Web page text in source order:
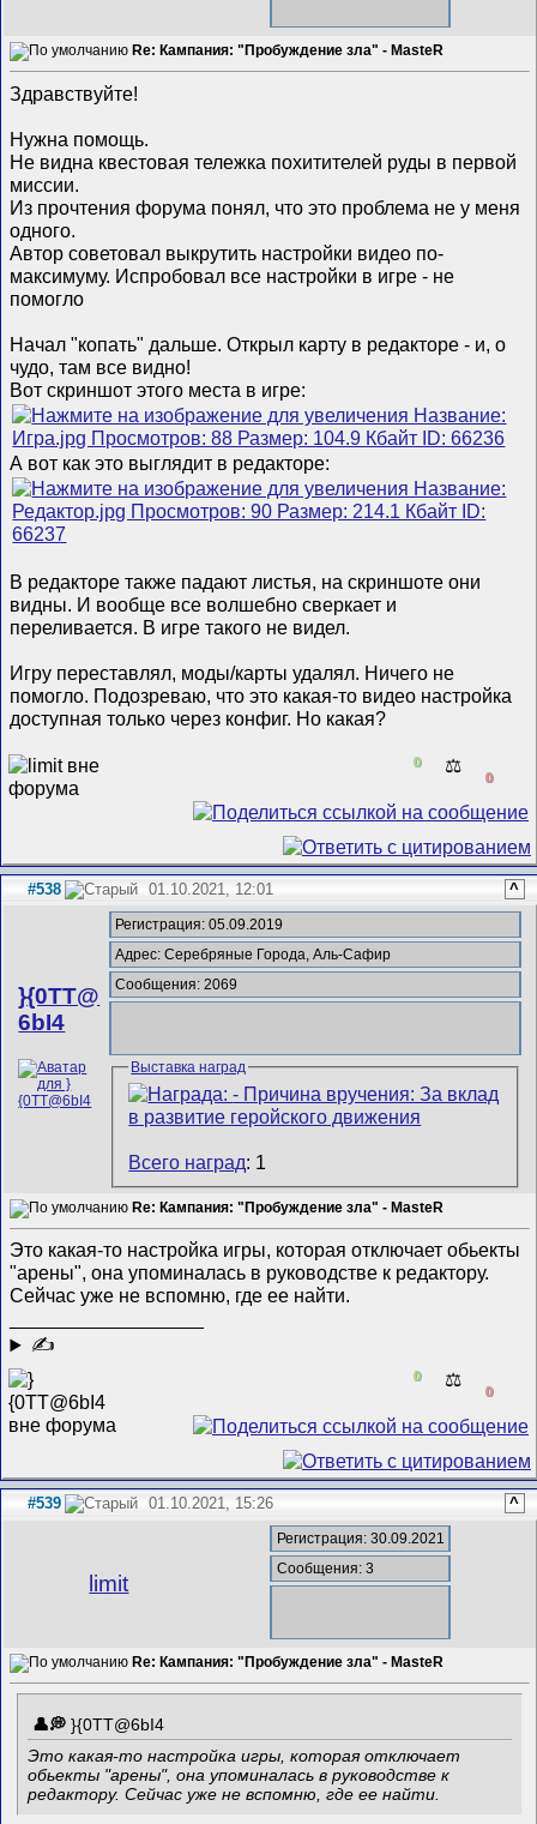
Re: Кампания: "Пробуждение зла" - MasteR
Здравствуйте!
Нужна помощь.
Не видна квестовая тележка похитителей руды в первой
миссии.
Из прочтения форума понял, что это проблема не у меня
одного.
Автор советовал выкрутить настройки видео по-
максимуму. Испробовал все настройки в игре - не
помогло
Начал "копать" дальше. Открыл карту в редакторе - и, о
чудо, там все видно!
Вот скриншот этого места в игре:
А вот как это выглядит в редакторе:
В редакторе также падают листья, на скриншоте они
видны. И вообще все волшебно сверкает и
переливается. В игре такого не видел.
Игру переставлял, моды/карты удалял. Ничего не
помогло. Подозреваю, что это какая-то видео настройка
доступная только через конфиг. Но какая?
0 ⚖️
0
#538 01.10.2021, 12:01 ^
}{0TT@
6bI4
Регистрация: 05.09.2019
Адрес: Серебряные Города, Аль-Сафир
Сообщения: 2069
Выставка наград
Всего наград: 1
Re: Кампания: "Пробуждение зла" - MasteR
Это какая-то настройка игры, которая отключает обьекты
"арены", она упоминалась в руководстве к редактору.
Сейчас уже не вспомню, где ее найти.
✍
0 ⚖️
0
#539 01.10.2021, 15:26 ^
limit
Регистрация: 30.09.2021
Сообщения: 3
Re: Кампания: "Пробуждение зла" - MasteR
}{0TT@6bI4
Это какая-то настройка игры, которая отключает
обьекты "арены", она упоминалась в руководстве к
редактору. Сейчас уже не вспомню, где ее найти.